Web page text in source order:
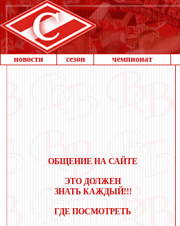
новости сезон чемпионат
ОБЩЕНИЕ НА САЙТЕ
ЭТО ДОЛЖЕН
ЗНАТЬ КАЖДЫЙ!!!
ГДЕ ПОСМОТРЕТЬ